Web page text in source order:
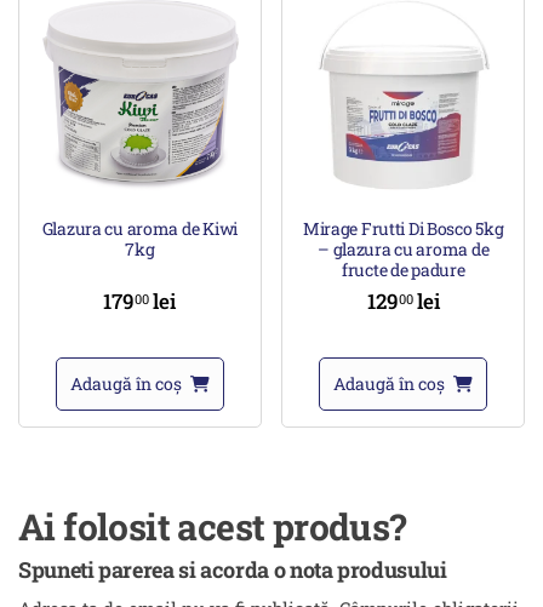
Glazura cu aroma de Kiwi
7kg
17900lei
Adaugă în coș
Mirage Frutti Di Bosco 5kg
– glazura cu aroma de
fructe de padure
12900 lei
Adaugă în coș
Ai folosit acest produs?
Spuneti parerea si acorda o nota produsului